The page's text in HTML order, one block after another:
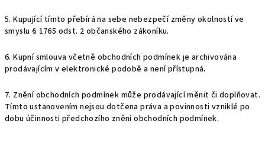
5. Kupující tímto přebírá na sebe nebezpečí změny okolností ve
smyslu § 1765 odst. 2 občanského zákoníku.
6. Kupní smlouva včetně obchodních podmínek je archivována
prodávajícím v elektronické podobě a není přístupná.
7. Znění obchodních podmínek může prodávající měnit či doplňovat.
Tímto ustanovením nejsou dotčena práva a povinnosti vzniklé po
dobu účinnosti předchozího znění obchodních podmínek.